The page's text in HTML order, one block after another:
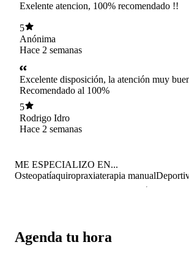
Exelente atencion, 100% recomendado !!
5
Anónima
Hace 2 semanas
Excelente disposición, la atención muy
Recomendado al 100%
5
Rodrigo Idro
Hace 2 semanas
Agenda tu hora
ME ESPECIALIZO EN...
Osteopatíaquiropraxiaterapia manual